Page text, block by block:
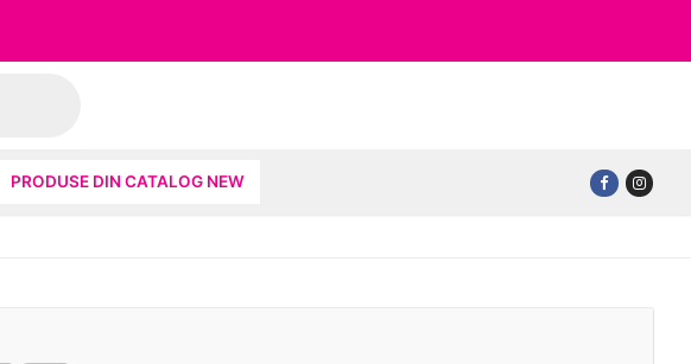
PRODUSE DIN CATALOG NEW